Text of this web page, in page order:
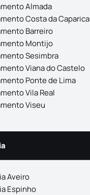
Almada
Costa da Caparica
Barreiro
Montijo
Sesimbra
Viana do Castelo
Ponte de Lima
Vila Real
Viseu
Aveiro
Espinho